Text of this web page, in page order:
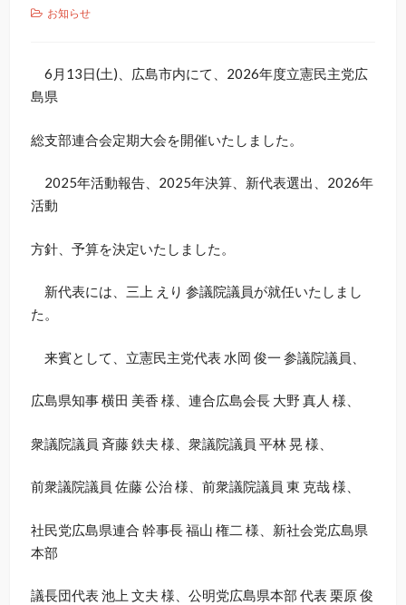
お知らせ
6月13日(土)、広島市内にて、2026年度立憲民主党広
島県
総支部連合会定期大会を開催いたしました。
2025年活動報告、2025年決算、新代表選出、2026年
活動
方針、予算を決定いたしました。
新代表には、三上 えり 参議院議員が就任いたしまし
た。
来賓として、立憲民主党代表 水岡 俊一 参議院議員、
広島県知事 横田 美香 様、連合広島会長 大野 真人 様、
衆議院議員 斉藤 鉄夫 様、衆議院議員 平林 晃 様、
前衆議院議員 佐藤 公治 様、前衆議院議員 東 克哉 様、
社民党広島県連合 幹事長 福山 権二 様、新社会党広島県
本部
議長団代表 池上 文夫 様、公明党広島県本部 代表 栗原 俊